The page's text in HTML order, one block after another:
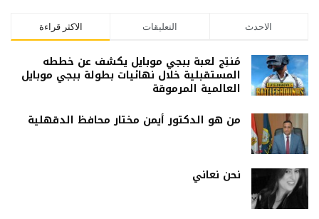
الاكثر قراءة التعليقات الاحدث
مُنتِج لعبة ببجي موبايل يكشف عن خططه
المستقبلية خلال نهائيات بطولة ببجي موبايل
العالمية المرموقة
من هو الدكتور أيمن مختار محافظ الدقهلية
نحن نعاني